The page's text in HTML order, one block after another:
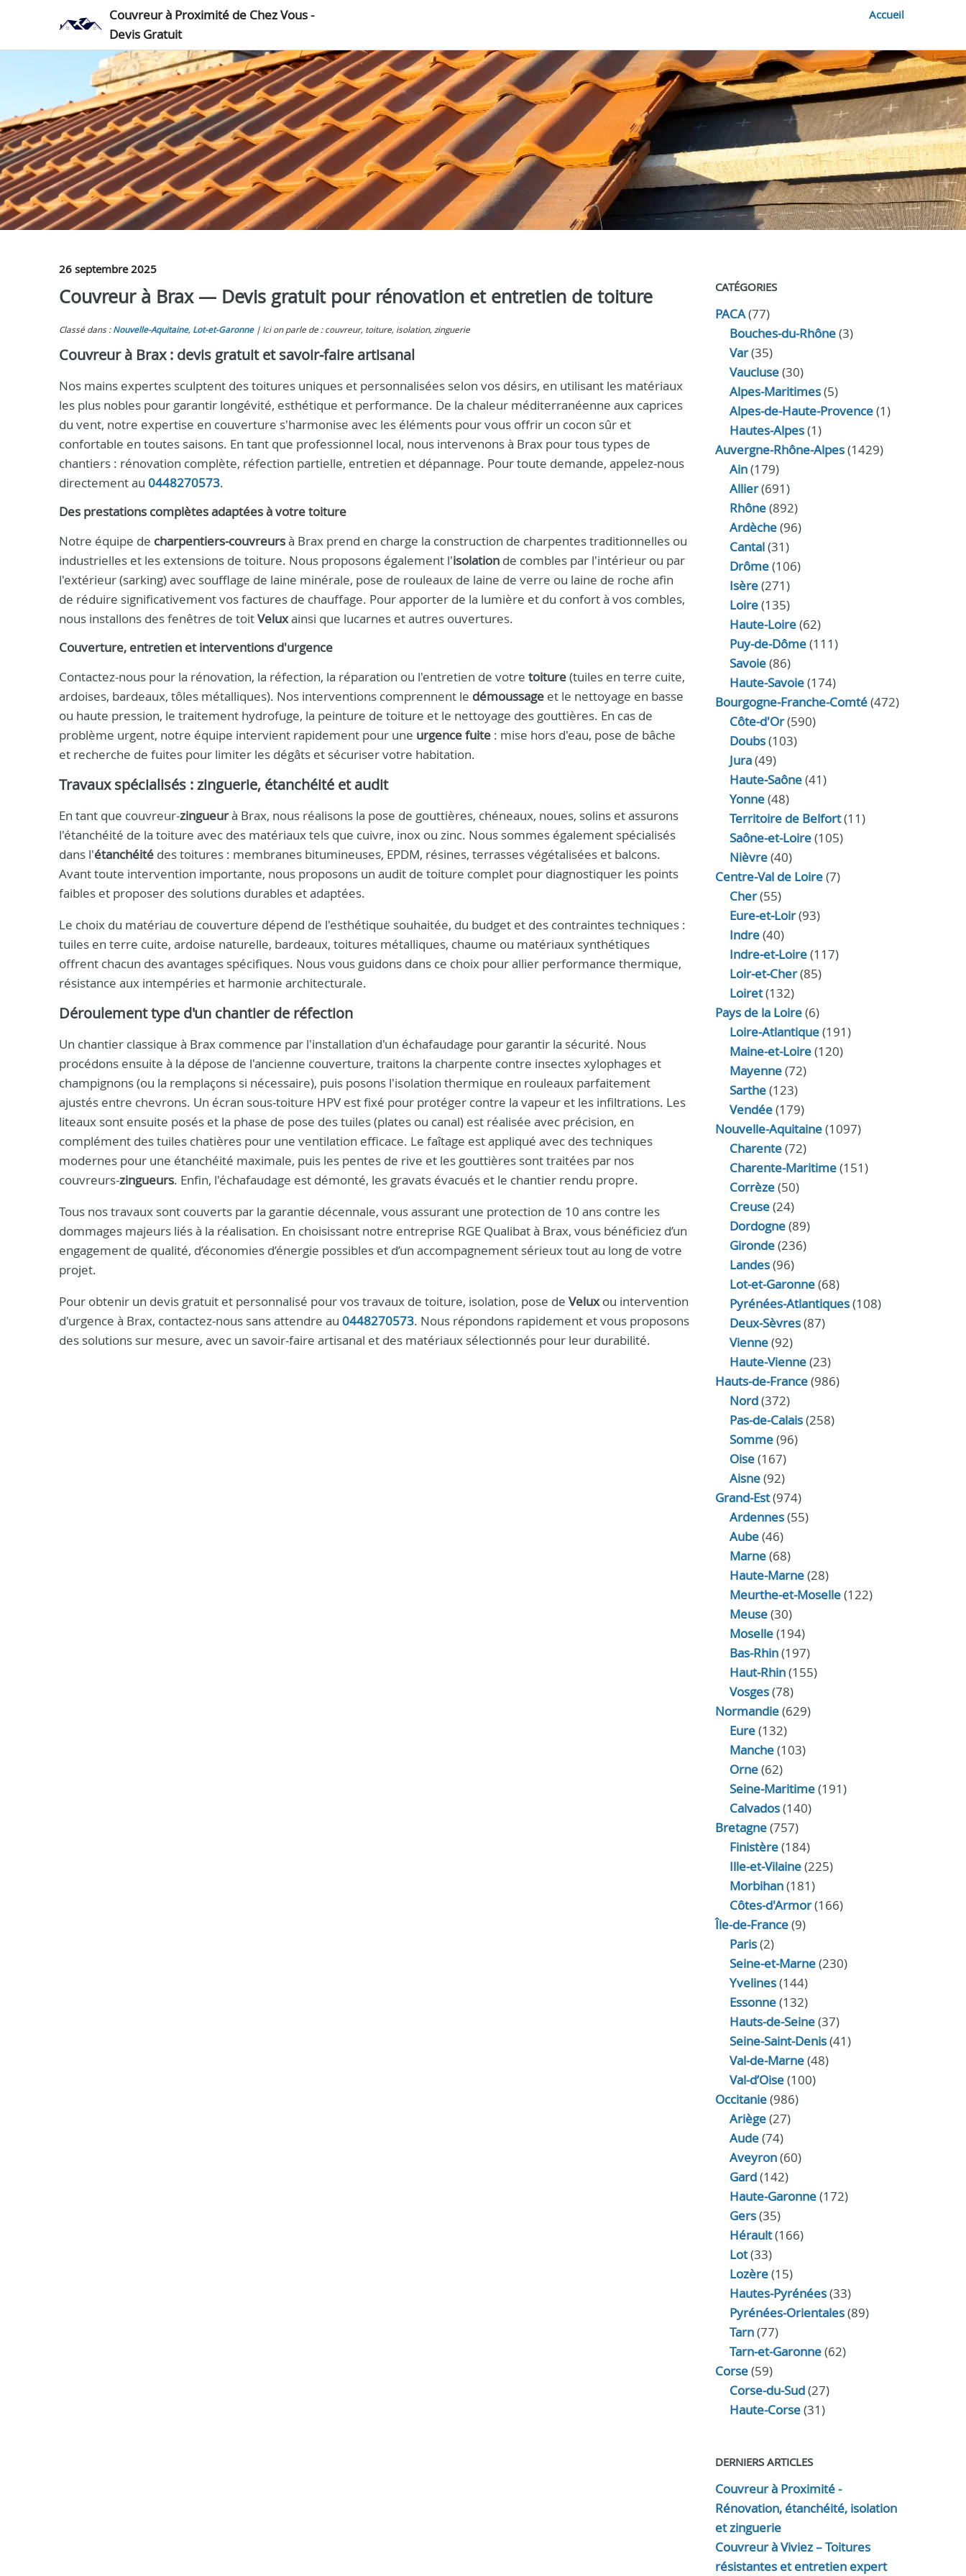
Couvreur à Proximité de Chez Vous -
Devis Gratuit
Accueil
26 septembre 2025
Couvreur à Brax — Devis gratuit pour rénovation et entretien de toiture
Classé dans : Nouvelle-Aquitaine, Lot-et-Garonne Ici on parle de : couvreur, toiture, isolation, zinguerie
Couvreur à Brax : devis gratuit et savoir‑faire artisanal
Nos mains expertes sculptent des toitures uniques et personnalisées selon vos désirs, en utilisant les matériaux
les plus nobles pour garantir longévité, esthétique et performance. De la chaleur méditerranéenne aux caprices
du vent, notre expertise en couverture s'harmonise avec les éléments pour vous offrir un cocon sûr et
confortable en toutes saisons. En tant que professionnel local, nous intervenons à Brax pour tous types de
chantiers : rénovation complète, réfection partielle, entretien et dépannage. Pour toute demande, appelez-nous
directement au 0448270573.
Des prestations complètes adaptées à votre toiture
Notre équipe de charpentiers-couvreursà Brax prend en charge la construction de charpentes traditionnelles ou
industrielles et les extensions de toiture. Nous proposons également l'isolation de combles par l'intérieur ou par
l'extérieur (sarking) avec soufflage de laine minérale, pose de rouleaux de laine de verre ou laine de roche afin
de réduire significativement vos factures de chauffage. Pour apporter de la lumière et du confort à vos combles,
nous installons des fenêtres de toitVeluxainsi que lucarnes et autres ouvertures.
Couverture, entretien et interventions d'urgence
Contactez-nous pour la rénovation, la réfection, la réparation ou l'entretien de votre toiture(tuiles en terre cuite,
ardoises, bardeaux, tôles métalliques). Nos interventions comprennent le démoussage et le nettoyage en basse
ou haute pression, le traitement hydrofuge, la peinture de toiture et le nettoyage des gouttières. En cas de
problème urgent, notre équipe intervient rapidement pour une urgence fuite : mise hors d'eau, pose de bâche
et recherche de fuites pour limiter les dégâts et sécuriser votre habitation.
Travaux spécialisés : zinguerie, étanchéité et audit
En tant que couvreur-zingueurà Brax, nous réalisons la pose de gouttières, chéneaux, noues, solins et assurons
l'étanchéité de la toiture avec des matériaux tels que cuivre, inox ou zinc. Nous sommes également spécialisés
dans l'étanchéité des toitures : membranes bitumineuses, EPDM, résines, terrasses végétalisées et balcons.
Avant toute intervention importante, nous proposons un audit de toiture complet pour diagnostiquer les points
faibles et proposer des solutions durables et adaptées.
Le choix du matériau de couverture dépend de l'esthétique souhaitée, du budget et des contraintes techniques :
tuiles en terre cuite, ardoise naturelle, bardeaux, toitures métalliques, chaume ou matériaux synthétiques
offrent chacun des avantages spécifiques. Nous vous guidons dans ce choix pour allier performance thermique,
résistance aux intempéries et harmonie architecturale.
Déroulement type d'un chantier de réfection
Un chantier classique à Brax commence par l'installation d'un échafaudage pour garantir la sécurité. Nous
procédons ensuite à la dépose de l'ancienne couverture, traitons la charpente contre insectes xylophages et
champignons (ou la remplaçons si nécessaire), puis posons l'isolation thermique en rouleaux parfaitement
ajustés entre chevrons. Un écran sous-toiture HPV est fixé pour protéger contre la vapeur et les infiltrations. Les
liteaux sont ensuite posés et la phase de pose des tuiles (plates ou canal) est réalisée avec précision, en
complément des tuiles chatières pour une ventilation efficace. Le faîtage est appliqué avec des techniques
modernes pour une étanchéité maximale, puis les pentes de rive et les gouttières sont traitées par nos
couvreurs-zingueurs. Enfin, l'échafaudage est démonté, les gravats évacués et le chantier rendu propre.
Tous nos travaux sont couverts par la garantie décennale, vous assurant une protection de 10 ans contre les
dommages majeurs liés à la réalisation. En choisissant notre entreprise RGE Qualibat à Brax, vous bénéficiez d’un
engagement de qualité, d’économies d’énergie possibles et d’un accompagnement sérieux tout au long de votre
projet.
Pour obtenir un devis gratuit et personnalisé pour vos travaux de toiture, isolation, pose de Veluxou intervention
d'urgence à Brax, contactez-nous sans attendre au 0448270573. Nous répondons rapidement et vous proposons
des solutions sur mesure, avec un savoir-faire artisanal et des matériaux sélectionnés pour leur durabilité.
CATÉGORIES
PACA(77)
Bouches-du-Rhône(3)
Var(35)
Vaucluse(30)
Alpes-Maritimes(5)
Alpes-de-Haute-Provence(1)
Hautes-Alpes(1)
Auvergne-Rhône-Alpes(1429)
Ain(179)
Allier(691)
Rhône(892)
Ardèche(96)
Cantal(31)
Drôme(106)
Isère(271)
Loire(135)
Haute-Loire(62)
Puy-de-Dôme(111)
Savoie(86)
Haute-Savoie(174)
Bourgogne-Franche-Comté(472)
Côte-d'Or(590)
Doubs(103)
Jura(49)
Haute‑Saône(41)
Yonne(48)
Territoire de Belfort(11)
Saône-et-Loire(105)
Nièvre(40)
Centre-Val de Loire(7)
Cher(55)
Eure‑et‑Loir(93)
Indre(40)
Indre‑et‑Loire(117)
Loir‑et‑Cher(85)
Loiret(132)
Pays de la Loire(6)
Loire-Atlantique(191)
Maine-et-Loire(120)
Mayenne(72)
Sarthe(123)
Vendée(179)
Nouvelle-Aquitaine(1097)
Charente(72)
Charente-Maritime(151)
Corrèze(50)
Creuse(24)
Dordogne(89)
Gironde(236)
Landes(96)
Lot-et-Garonne(68)
Pyrénées-Atlantiques(108)
Deux-Sèvres(87)
Vienne(92)
Haute-Vienne(23)
Hauts-de-France(986)
Nord(372)
Pas-de-Calais(258)
Somme(96)
Oise(167)
Aisne(92)
Grand-Est(974)
Ardennes(55)
Aube(46)
Marne(68)
Haute-Marne(28)
Meurthe-et-Moselle(122)
Meuse(30)
Moselle(194)
Bas-Rhin(197)
Haut-Rhin(155)
Vosges(78)
Normandie(629)
Eure(132)
Manche(103)
Orne(62)
Seine-Maritime(191)
Calvados(140)
Bretagne(757)
Finistère(184)
Ille-et-Vilaine(225)
Morbihan(181)
Côtes-d'Armor(166)
Île-de-France(9)
Paris(2)
Seine-et-Marne(230)
Yvelines(144)
Essonne(132)
Hauts-de-Seine(37)
Seine-Saint-Denis(41)
Val-de-Marne(48)
Val-d’Oise(100)
Occitanie(986)
Ariège(27)
Aude(74)
Aveyron(60)
Gard(142)
Haute-Garonne(172)
Gers(35)
Hérault(166)
Lot(33)
Lozère(15)
Hautes-Pyrénées(33)
Pyrénées-Orientales(89)
Tarn(77)
Tarn-et-Garonne(62)
Corse(59)
Corse-du-Sud(27)
Haute-Corse(31)
DERNIERS ARTICLES
Couvreur à Proximité -
Rénovation, étanchéité, isolation
et zinguerie
Couvreur à Viviez – Toitures
résistantes et entretien expert